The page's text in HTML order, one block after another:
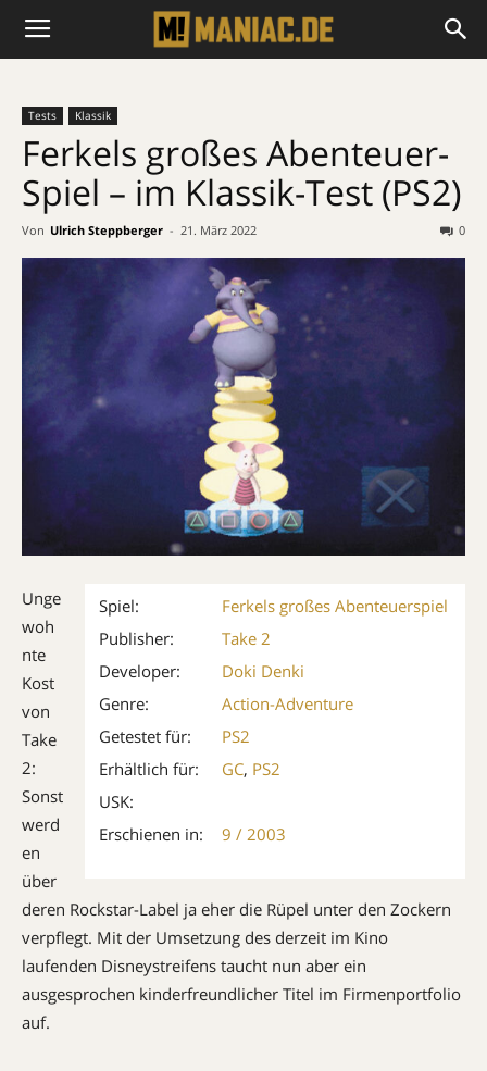
Tests Klassik
Ferkels großes Abenteuer-
Spiel – im Klassik-Test (PS2)
Von Ulrich Steppberger - 21. März 2022 0
Spiel:
Ferkels großes Abenteuerspiel
Publisher:
Take 2
Developer:
Doki Denki
Genre:
Action-Adventure
Getestet für:
PS2
Erhältlich für:
GC, PS2
USK:
Erschienen in:
9 / 2003
Unge
woh
nte
Kost
von
Take
2:
Sonst
werd
en
über
deren Rockstar-Label ja eher die Rüpel unter den Zockern
verpflegt. Mit der Umsetzung des derzeit im Kino
laufenden ­Disneystreifens taucht nun aber ein
ausgesprochen kinderfreundlicher ­Titel im Firmenportfolio
auf.